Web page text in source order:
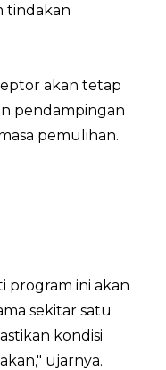
tindakan
akan tetap
pendampingan
pemulihan.
program ini akan
sekitar satu
kondisi
ujarnya.